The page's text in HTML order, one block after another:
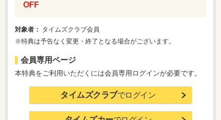
OFF
対象者： タイムズクラブ会員
※特典は予告なく変更・終了となる場合がございます。
会員専用ページ
本特典をご利用いただくには会員専用ログインが必要です。
タイムズクラブでログイン